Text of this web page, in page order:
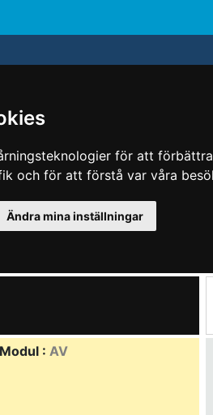
för att
och för att förstå var våra
Ändra mina inställningar
: AV